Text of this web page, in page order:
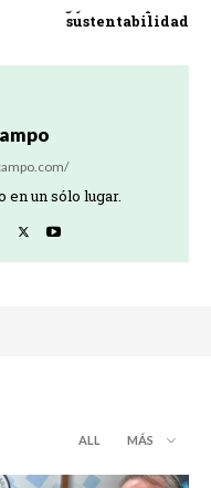
sustentabilidad
en un sólo lugar.
ALL MÁS